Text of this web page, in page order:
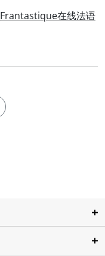
Frantastique在线法语